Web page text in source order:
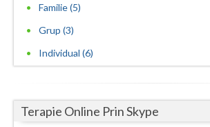
Familie (5)
Grup (3)
Individual (6)
Terapie Online Prin Skype